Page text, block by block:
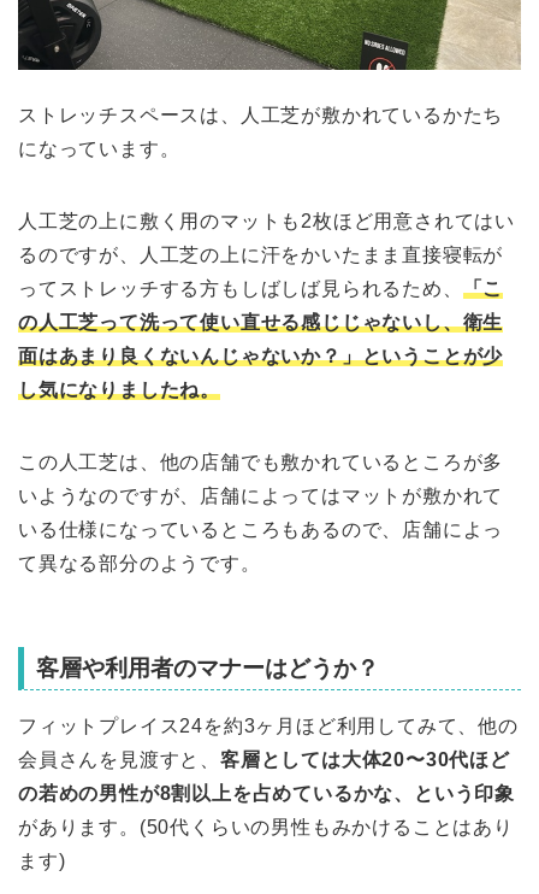
ストレッチスペースは、人工芝が敷かれているかたち
になっています。
人工芝の上に敷く用のマットも2枚ほど用意されてはい
るのですが、人工芝の上に汗をかいたまま直接寝転が
ってストレッチする方もしばしば見られるため、 「こ
の人工芝って洗って使い直せる感じじゃないし、衛生
面はあまり良くないんじゃないか？」ということが少
し気になりましたね。
この人工芝は、他の店舗でも敷かれているところが多
いようなのですが、店舗によってはマットが敷かれて
いる仕様になっているところもあるので、店舗によっ
て異なる部分のようです。
客層や利用者のマナーはどうか？
フィットプレイス24を約3ヶ月ほど利用してみて、他の
会員さんを見渡すと、 客層としては大体20〜30代ほど
の若めの男性が8割以上を占めているかな、という印象
があります。(50代くらいの男性もみかけることはあり
ます)